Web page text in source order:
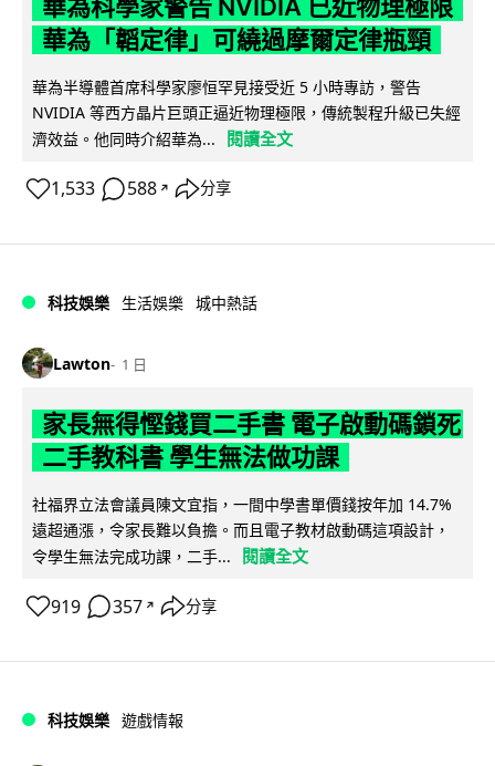
華為科學家警告 NVIDIA 已近物理極限
華為「韜定律」可繞過摩爾定律瓶頸
華為半導體首席科學家廖恒罕見接受近 5 小時專訪，警告
NVIDIA 等西方晶片巨頭正逼近物理極限，傳統製程升級已失經
濟效益。他同時介紹華為...
閱讀全文
1,533 588 ↗ 分享
科技娛樂 生活娛樂 城中熱話
Lawton 1 日
家長無得慳錢買二手書 電子啟動碼鎖死
二手教科書 學生無法做功課
社福界立法會議員陳文宜指，一間中學書單價錢按年加 14.7%
遠超通漲，令家長難以負擔。而且電子教材啟動碼這項設計，
令學生無法完成功課，二手...
閱讀全文
919 357 ↗ 分享
科技娛樂 遊戲情報